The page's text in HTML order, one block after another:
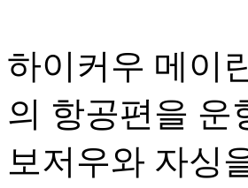
하이커우 메이
의 항공편을 운
보저우와 자싱